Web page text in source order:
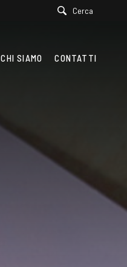
Cerca
CHI SIAMO CONTATTI